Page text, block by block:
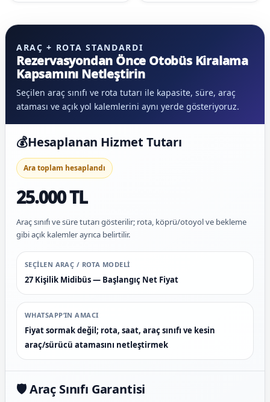
ARAÇ + ROTA STANDARDI
Rezervasyondan Önce Otobüs Kiralama
Kapsamını Netleştirin
Seçilen araç sınıfı ve rota tutarı ile kapasite, süre, araç
ataması ve açık yol kalemlerini aynı yerde gösteriyoruz.
💰Hesaplanan Hizmet Tutarı
Ara toplam hesaplandı
25.000 TL
Araç sınıfı ve süre tutarı gösterilir; rota, köprü/otoyol ve bekleme
gibi açık kalemler ayrıca belirtilir.
SEÇILEN ARAÇ / ROTA MODELI
27 Kişilik Midibüs — Başlangıç Net Fiyat
WHATSAPP’IN AMACI
Fiyat sormak değil; rota, saat, araç sınıfı ve kesin
araç/sürücü atamasını netleştirmek
🛡️ Araç Sınıfı Garantisi